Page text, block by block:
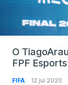
O
FPF
FIFA 12 jul 2020